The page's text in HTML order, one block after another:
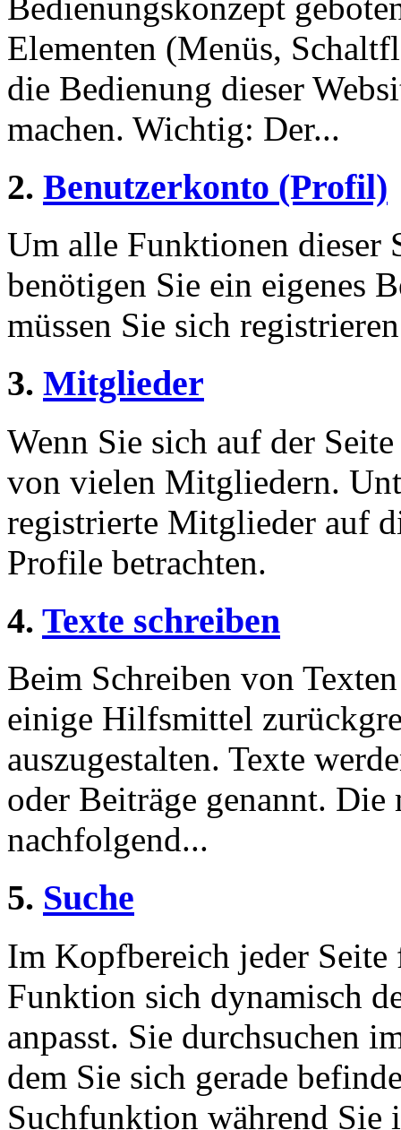
Elementen (Menüs,
die Bedienung dieser
machen. Wichtig: Der...
2. Benutzerkonto (Profil)
Um alle Funktionen dieser
benötigen Sie ein eigenes
müssen Sie sich
3. Mitglieder
Wenn Sie sich auf der
von vielen Mitgliedern.
registrierte Mitglieder auf
Profile betrachten.
4. Texte schreiben
Beim Schreiben von
einige Hilfsmittel
auszugestalten. Texte
oder Beiträge genannt.
nachfolgend...
5. Suche
Im Kopfbereich jeder Seite
Funktion sich dynamisch
anpasst. Sie durchsuchen
dem Sie sich gerade
Suchfunktion während Sie